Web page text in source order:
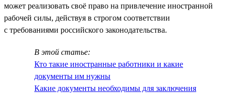
может реализовать своё право на привлечение иностранной
рабочей силы, действуя в строгом соответствии
с требованиями российского законодательства.
В этой статье:
Кто такие иностранные работники и какие
документы им нужны
Какие документы необходимы для заключения